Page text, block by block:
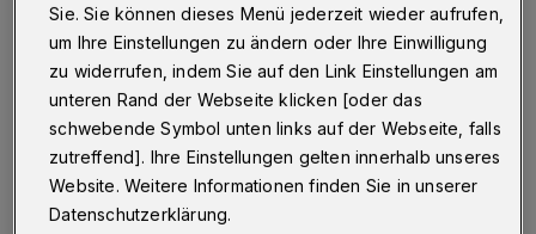
04.02.2018 , 21:38 Uhr Eine Minute Lesezeit
Sie. Sie können dieses Menü jederzeit wieder aufrufen,
um Ihre Einstellungen zu ändern oder Ihre Einwilligung
zu widerrufen, indem Sie auf den Link Einstellungen am
unteren Rand der Webseite klicken [oder das
schwebende Symbol unten links auf der Webseite, falls
zutreffend]. Ihre Einstellungen gelten innerhalb unseres
Website. Weitere Informationen finden Sie in unserer
Datenschutzerklärung.